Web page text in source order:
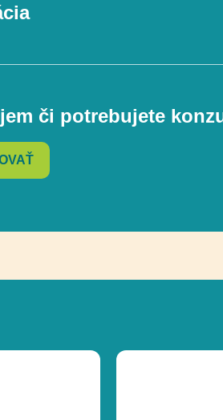
EN 1176-1 Áno
či potrebujete